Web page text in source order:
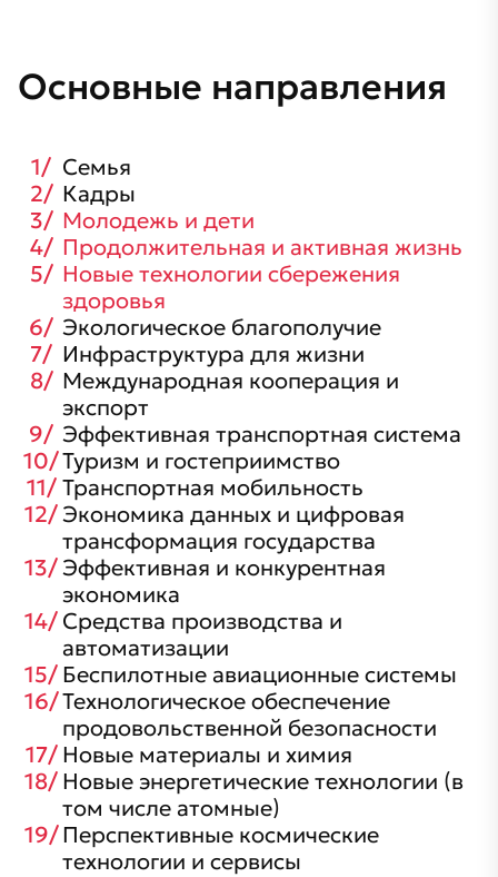
Основные направления
Семья
Кадры
Молодежь и дети
Продолжительная и активная жизнь
Новые технологии сбережения
здоровья
Экологическое благополучие
Инфраструктура для жизни
Международная кооперация и
экспорт
Эффективная транспортная система
Туризм и гостеприимство
Транспортная мобильность
Экономика данных и цифровая
трансформация государства
Эффективная и конкурентная
экономика
Средства производства и
автоматизации
Беспилотные авиационные системы
Технологическое обеспечение
продовольственной безопасности
Новые материалы и химия
Новые энергетические технологии (в
том числе атомные)
Перспективные космические
технологии и сервисы